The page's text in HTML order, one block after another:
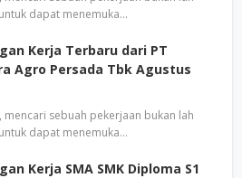
dapat menemuka…
Kerja Terbaru dari PT
Agro Persada Tbk Agustus
mencari sebuah pekerjaan bukan lah
dapat menemuka…
Kerja SMA SMK Diploma S1